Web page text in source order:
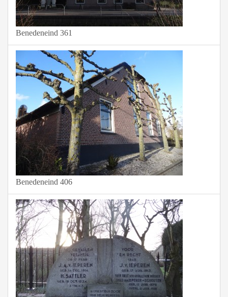
Benedeneind 361
Benedeneind 406